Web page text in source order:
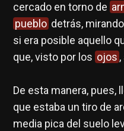
cercado en torno de
pueblo detrás,
si era posible aquello
que, visto por los ojos
De esta manera, pues,
que estaba un tiro de
media pica del suelo